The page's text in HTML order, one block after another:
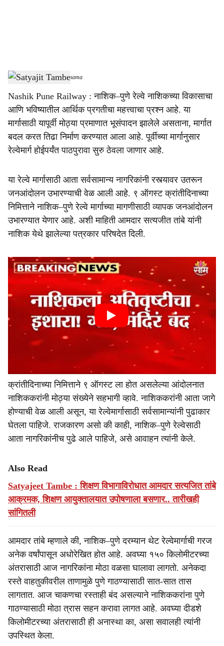
a
r
e
Satyajeet Tambe -Sarkarnama
Nashik Pune Railway : नाशिक–पुणे रेल्वे नाशिकच्या विकासाचा
आणि भविष्यातील आर्थिक प्रगतीचा महत्त्वाचा प्रश्न आहे. या
मार्गासाठी यापूर्वी मोठ्या प्रमाणात भूसंपादन झालेले असताना, मार्गात
बदल करत तिढा निर्माण करण्यात आला आहे. पूर्वीच्या मार्गानुसार
रेल्वेमार्ग होईपर्यंत पाठपुरावा सुरु ठेवला जाणार आहे.
या रेल्वे मार्गासाठी आता सर्वसामान्य नागरिकांनी रस्त्यावर उतरून
जनआंदोलन उभारण्याची वेळ आली आहे. ९ ऑगस्ट क्रांतीदिनाच्या
निमित्ताने नाशिक–पुणे रेल्वे मार्गाच्या मागणीसाठी व्यापक जनआंदोलन
उभारण्यात येणार आहे. अशी माहिती आमदार सत्यजीत तांबे यांनी
नाशिक येथे झालेल्या पत्रकार परिषदेत दिली.
क्रांतीदिनाच्या निमित्ताने ९ ऑगस्ट ला होत असलेल्या आंदोलनात
नाशिककरांनी मोठ्या संख्येने सहभागी व्हावे. नाशिककरांनी आता जागे
होण्याची वेळ आली असून, या रेल्वेमार्गासाठी सर्वसामान्यांनी पुढाकार
घेतला पाहिजे. राजकारण असो की काही, नाशिक–पुणे रेल्वेसाठी
आता नागरिकांनीच पुढे आले पाहिजे, असे आवाहन त्यांनी केले.
Also Read
Satyajeet Tambe : शिक्षण विभागाविरोधात आमदार सत्यजित तांबे
आक्रमक, शिक्षण आयुक्तालयात उपोषणाला बसणार.. तारीखही
सांगितली
आमदार तांबे म्हणाले की, नाशिक–पुणे दरम्यान थेट रेल्वेमार्गाची गरज
अनेक वर्षांपासून अधोरेखित होत आहे. अवघ्या १५० किलोमीटरच्या
अंतरासाठी आज नागरिकांना मोठा वळसा घालावा लागतो. अनेकदा
रस्ते वाहतुकीवरील ताणामुळे पुणे गाठण्यासाठी सात-सात तास
लागतात. आज चाकणचा रस्ताही बंद असल्याने नाशिककरांना पुणे
गाठण्यासाठी मोठा त्रास सहन करावा लागत आहे. अवघ्या दीडशे
किलोमीटरच्या अंतरासाठी ही अनास्था का, असा सवालही त्यांनी
उपस्थित केला.